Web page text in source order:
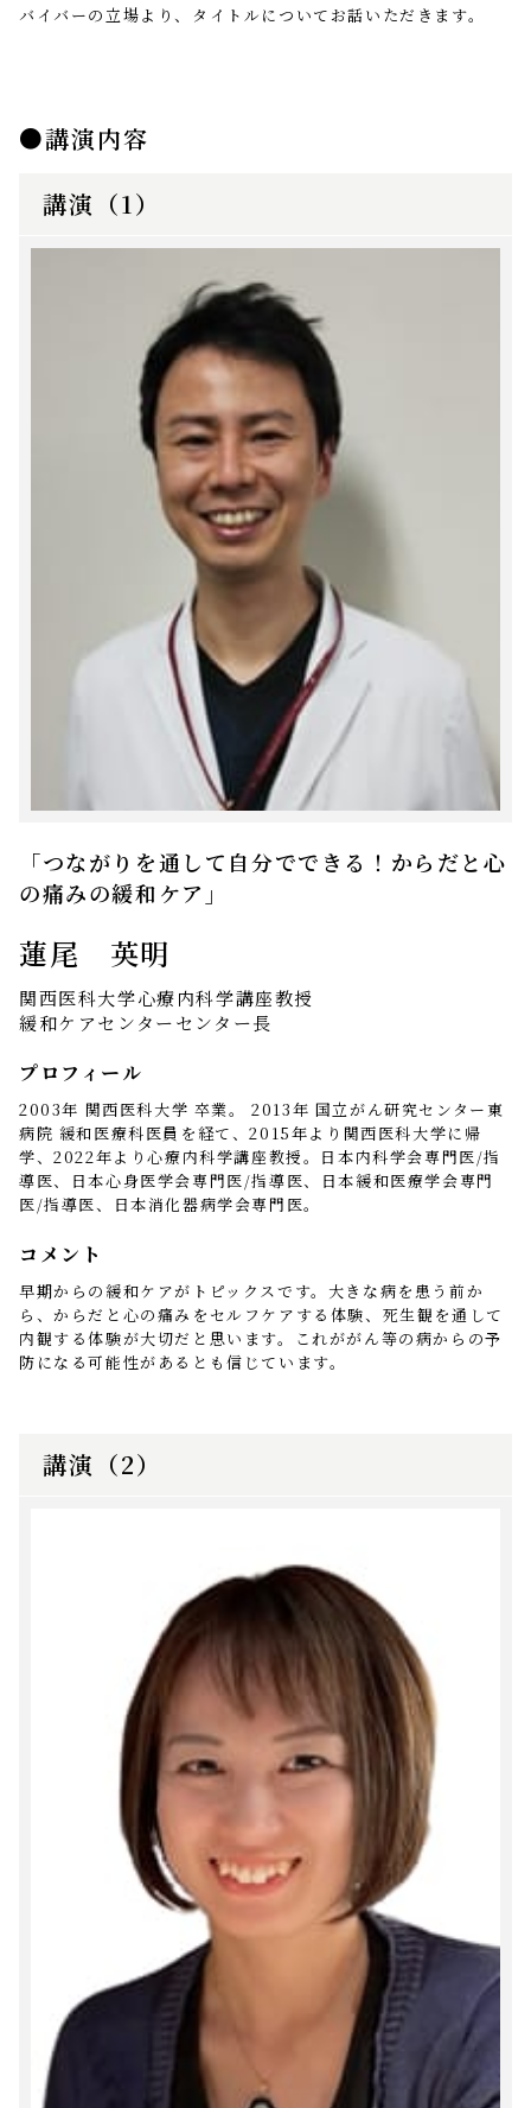
バイバーの立場より、タイトルについてお話いただきます。
講演内容
講演（1）
「つながりを通して自分でできる！からだと心
の痛みの緩和ケア」
蓮尾 英明
関西医科大学心療内科学講座教授
緩和ケアセンターセンター長
プロフィール
2003年 関西医科大学 卒業。 2013年 国立がん研究センター東
病院 緩和医療科医員を経て、2015年より関西医科大学に帰
学、2022年より心療内科学講座教授。日本内科学会専門医/指
導医、日本心身医学会専門医/指導医、日本緩和医療学会専門
医/指導医、日本消化器病学会専門医。
コメント
早期からの緩和ケアがトピックスです。大きな病を患う前か
ら、からだと心の痛みをセルフケアする体験、死生観を通して
内観する体験が大切だと思います。これががん等の病からの予
防になる可能性があるとも信じています。
講演（2）